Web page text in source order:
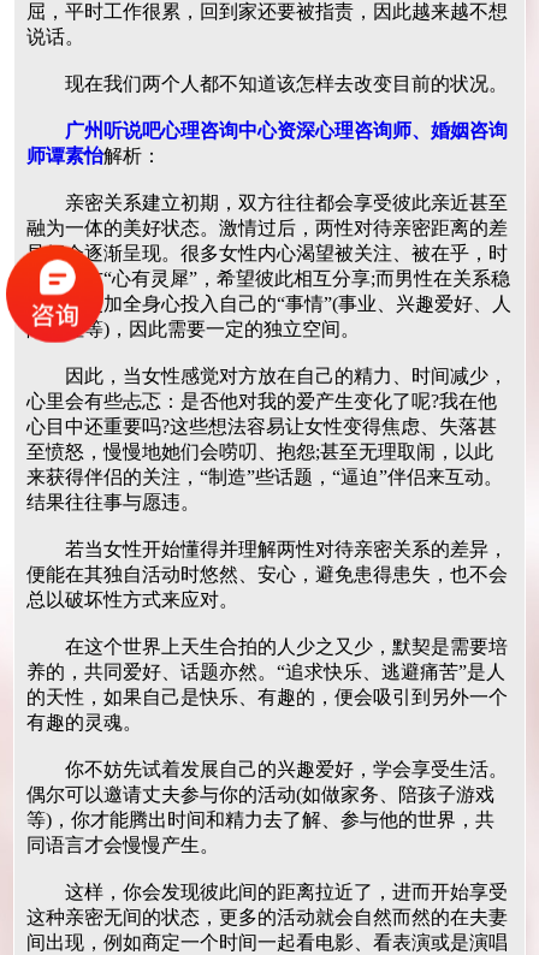
屈，平时工作很累，回到家还要被指责，因此越来越不想
说话。
现在我们两个人都不知道该怎样去改变目前的状况。
广州听说吧心理咨询中心资深心理咨询师、婚姻咨询
师谭素怡解析：
亲密关系建立初期，双方往往都会享受彼此亲近甚至
融为一体的美好状态。激情过后，两性对待亲密距离的差
异便会逐渐呈现。很多女性内心渴望被关注、被在乎，时
刻与对方“心有灵犀”，希望彼此相互分享;而男性在关系稳
定后能更加全身心投入自己的“事情”(事业、兴趣爱好、人
际交往等)，因此需要一定的独立空间。
因此，当女性感觉对方放在自己的精力、时间减少，
心里会有些忐忑：是否他对我的爱产生变化了呢?我在他
心目中还重要吗?这些想法容易让女性变得焦虑、失落甚
至愤怒，慢慢地她们会唠叨、抱怨;甚至无理取闹，以此
来获得伴侣的关注，“制造”些话题，“逼迫”伴侣来互动。
结果往往事与愿违。
若当女性开始懂得并理解两性对待亲密关系的差异，
便能在其独自活动时悠然、安心，避免患得患失，也不会
总以破坏性方式来应对。
在这个世界上天生合拍的人少之又少，默契是需要培
养的，共同爱好、话题亦然。“追求快乐、逃避痛苦”是人
的天性，如果自己是快乐、有趣的，便会吸引到另外一个
有趣的灵魂。
你不妨先试着发展自己的兴趣爱好，学会享受生活。
偶尔可以邀请丈夫参与你的活动(如做家务、陪孩子游戏
等)，你才能腾出时间和精力去了解、参与他的世界，共
同语言才会慢慢产生。
这样，你会发现彼此间的距离拉近了，进而开始享受
这种亲密无间的状态，更多的活动就会自然而然的在夫妻
间出现，例如商定一个时间一起看电影、看表演或是演唱